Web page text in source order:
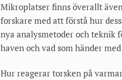
Mikroplatser finns överallt
forskare med att förstå hur
nya analysmetoder och teknik
haven och vad som händer
Hur reagerar torsken på